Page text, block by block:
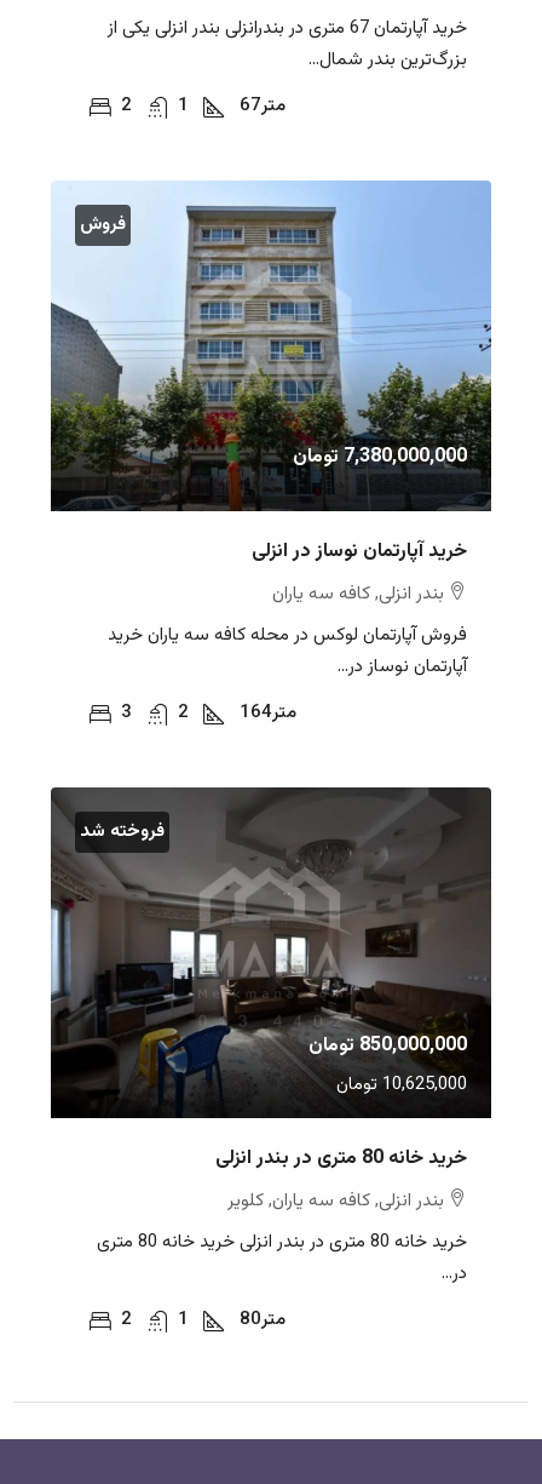
خرید آپارتمان 67 متری در بندرانزلی بندر انزلی یکی از
بزرگ‌ترین بندر شمال...
2
1 67متر
فروش
7,380,000,000 تومان
خرید آپارتمان نوساز در انزلی
بندر انزلی, کافه سه یاران
فروش آپارتمان لوکس در محله کافه سه یاران خرید
آپارتمان نوساز در...
3
2 164متر
فروخته شد
850,000,000 تومان
10,625,000 تومان
خرید خانه 80 متری در بندر انزلی
بندر انزلی, کافه سه یاران, کلویر
خرید خانه 80 متری در بندر انزلی خرید خانه 80 متری
در...
2
1 80متر